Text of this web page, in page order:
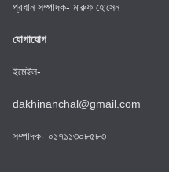
প্রধান সম্পাদক- মারুফ হোসেন
যোগাযোগ
ইমেইল-
dakhinanchal@gmail.com
সম্পাদক- ০১৭১১৩০৮৫৮৩